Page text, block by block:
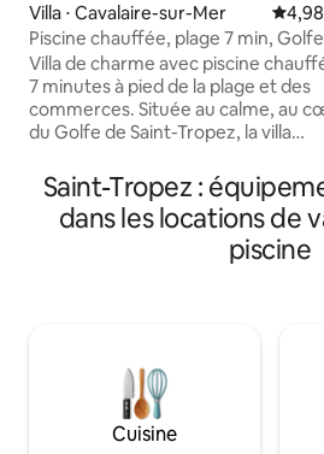
Villa ⋅ Cavalaire-sur-Mer
Piscine chauffée, plage 7 min, Golfe
Saint-Tropez
Villa de charme avec piscine
7 minutes à pied de la plage et des
commerces. Située au calme, au
du Golfe de Saint-Tropez, la villa
de la Côte d’Azur en toute saison.
pour télétravailler au soleil, se
en famille ou entre amis, la villa
cadre privilégié alliant confort et
douceur de vivre. Récemment
Saint-Tropez :
dans les locations de
piscine
Cuisine